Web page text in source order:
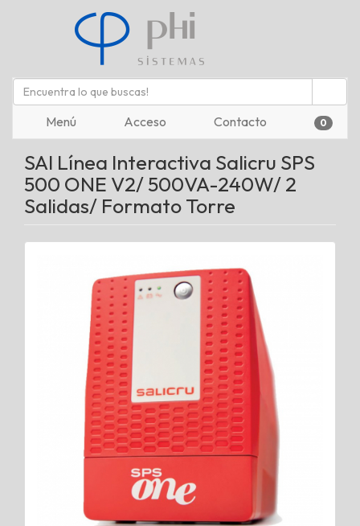
Menú Acceso Contacto 0
SAI Línea Interactiva Salicru SPS
500 ONE V2/ 500VA-240W/ 2
Salidas/ Formato Torre